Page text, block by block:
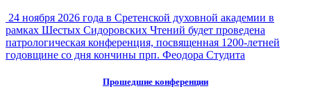
24 ноября 2026 года в Сретенской духовной академии в
рамках Шестых Сидоровских Чтений будет проведена
патрологическая конференция, посвященная 1200-летней
годовщине со дня кончины прп. Феодора Студита
Прошедшие конференции